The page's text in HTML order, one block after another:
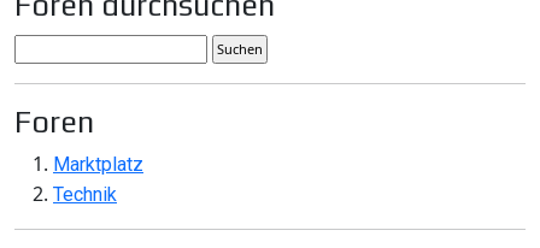
Foren
Marktplatz
Technik